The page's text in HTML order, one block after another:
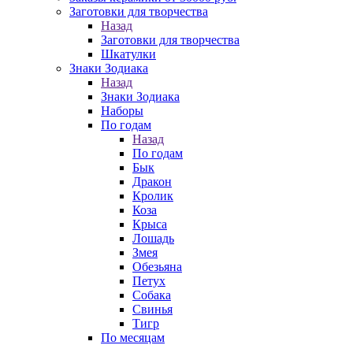
Заготовки для творчества
Назад
Заготовки для творчества
Шкатулки
Знаки Зодиака
Назад
Знаки Зодиака
Наборы
По годам
Назад
По годам
Бык
Дракон
Кролик
Коза
Крыса
Лошадь
Змея
Обезьяна
Петух
Собака
Свинья
Тигр
По месяцам